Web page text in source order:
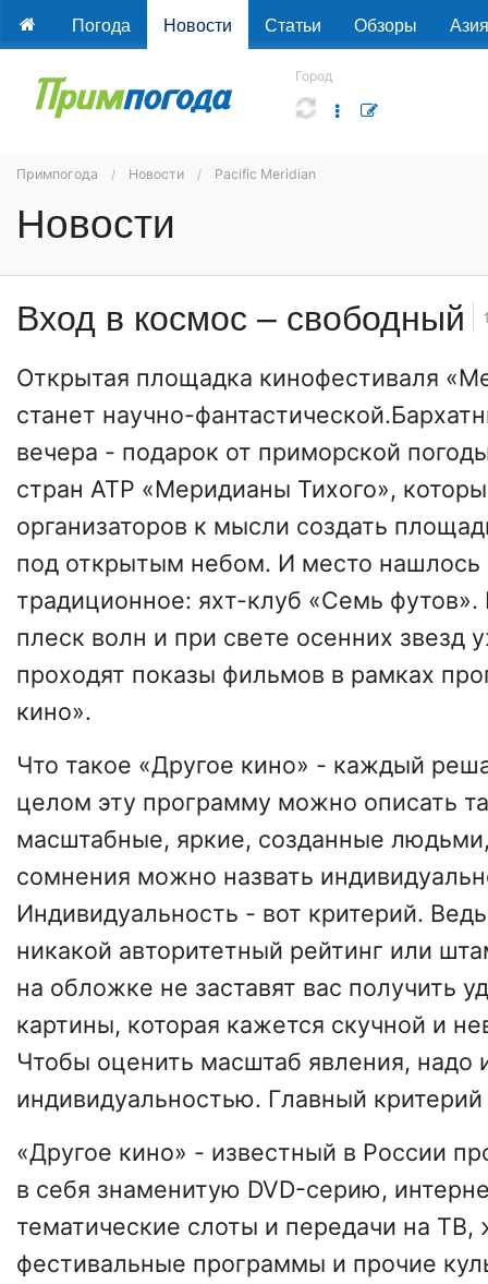
Погода Новости Статьи Обзоры Азия
Город
Примпогода Новости Pacific Meridian
Новости
Вход в космос – свободный
Открытая площадка кинофестиваля
станет научно-
вечера - подарок от приморской
стран АТР «Меридианы Тихого»,
организаторов к мысли создать
под открытым небом. И место нашлось
традиционное: яхт-клуб «Семь
плеск волн и при свете осенних звезд
проходят показы фильмов в рамках
кино».
Что такое «Другое кино» - каждый
целом эту программу можно описать
масштабные, яркие, созданные
сомнения можно назвать
Индивидуальность - вот критерий.
никакой авторитетный рейтинг или
на обложке не заставят вас получить
картины, которая кажется скучной и
Чтобы оценить масштаб явления, надо
индивидуальностью. Главный
«Другое кино» - известный в России
в себя знаменитую DVD-серию,
тематические слоты и передачи на ТВ,
фестивальные программы и прочие